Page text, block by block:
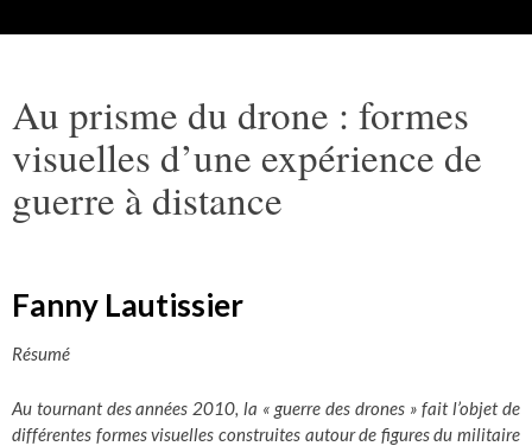
Au prisme du drone : formes
visuelles d’une expérience de
guerre à distance
Fanny Lautissier
Résumé
Au tournant des années 2010, la « guerre des drones » fait l’objet de
différentes formes visuelles construites autour de figures du militaire